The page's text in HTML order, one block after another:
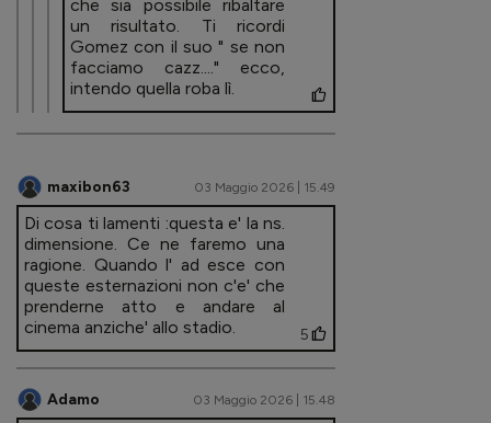
che sia possibile ribaltare
un risultato. Ti ricordi
Gomez con il suo " se non
facciamo cazz...." ecco,
intendo quella roba lì.
maxibon63 03 Maggio 2026 | 15.49
Di cosa ti lamenti :questa e' la ns.
dimensione. Ce ne faremo una
ragione. Quando l' ad esce con
queste esternazioni non c'e' che
prenderne atto e andare al
cinema anziche' allo stadio.
5
Adamo 03 Maggio 2026 | 15.48